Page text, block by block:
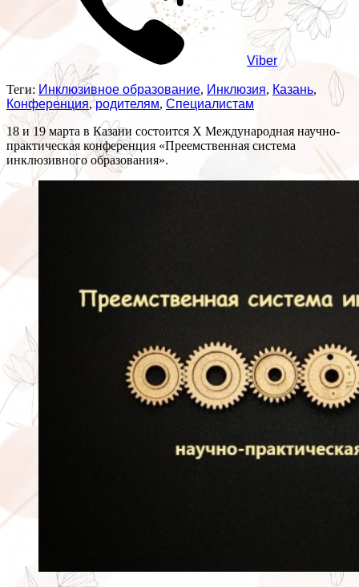
Viber
Теги: Инклюзивное образование, Инклюзия, Казань,
Конференция,родителям, Специалистам
18 и 19 марта в Казани состоится X Международная научно-
практическая конференция «Преемственная система
инклюзивного образования».